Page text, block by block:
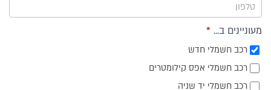
מעוניינים ב... *
רכב חשמלי חדש
רכב חשמלי אפס קילומטרים
רכב חשמלי יד שניה